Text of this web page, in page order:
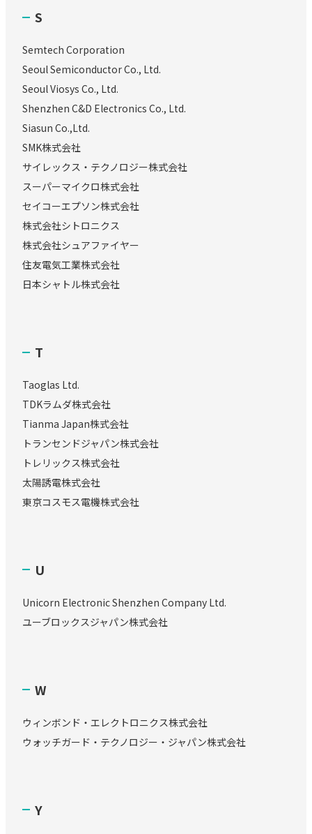
S
Semtech Corporation
Seoul Semiconductor Co., Ltd.
Seoul Viosys Co., Ltd.
Shenzhen C&D Electronics Co., Ltd.
Siasun Co.,Ltd.
SMK株式会社
サイレックス・テクノロジー株式会社
スーパーマイクロ株式会社
セイコーエプソン株式会社
株式会社シトロニクス
株式会社シュアファイヤー
住友電気工業株式会社
日本シャトル株式会社
T
Taoglas Ltd.
TDKラムダ株式会社
Tianma Japan株式会社
トランセンドジャパン株式会社
トレリックス株式会社
太陽誘電株式会社
東京コスモス電機株式会社
U
Unicorn Electronic Shenzhen Company Ltd.
ユーブロックスジャパン株式会社
W
ウィンボンド・エレクトロニクス株式会社
ウォッチガード・テクノロジー・ジャパン株式会社
Y